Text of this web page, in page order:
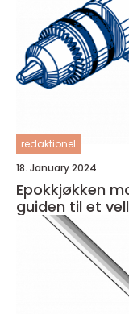
redaktionel
18. January 2024
Epokkjøkken
guiden til et